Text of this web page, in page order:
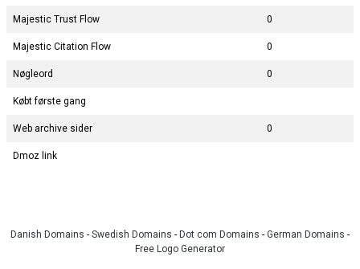
Majestic Trust Flow 0
Majestic Citation Flow 0
Nøgleord 0
Købt første gang
Web archive sider 0
Dmoz link
Danish Domains - Swedish Domains - Dot com Domains - German Domains -
Free Logo Generator